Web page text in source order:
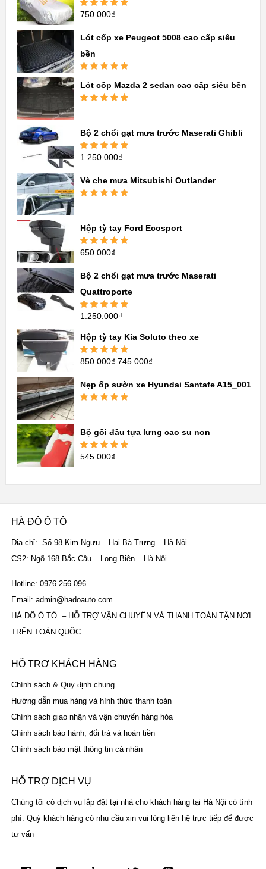
Được xếp
750.000₫
Lót cốp xe Peugeot 5008 cao cấp siêu
bền
hạng5.005
sao
Lót cốp Mazda 2 sedan cao cấp siêu bền
Bộ 2 chổi gạt mưa trước Maserati Ghibli
Được xếp
1.250.000₫
Vè che mưa Mitsubishi Outlander
Hộp tỳ tay Ford Ecosport
Được xếp
650.000₫
Bộ 2 chổi gạt mưa trước Maserati
Quattroporte
Được xếp
sao
1.250.000₫
Hộp tỳ tay Kia Soluto theo xe
Được xếp
850.000₫ 745.000₫
Nẹp ốp sườn xe Hyundai Santafe A15_001
Bộ gối đầu tựa lưng cao su non
Được xếp
545.000₫
HÀ ĐÔ Ô TÔ
Địa chỉ: Số 98 Kim Ngưu – Hai Bà Trưng – Hà Nội
CS2: Ngõ 168 Bắc Cầu – Long Biên – Hà Nội
Hotline: 0976.256.096
Email: admin@hadoauto.com
HÀ ĐÔ Ô TÔ – HỖ TRỢ VẬN CHUYỂN VÀ THANH TOÁN TẬN NƠI
TRÊN TOÀN QUỐC
HỖ TRỢ KHÁCH HÀNG
Chính sách & Quy định chung
Hướng dẫn mua hàng và hình thức thanh toán
Chính sách giao nhận và vận chuyển hàng hóa
Chính sách bảo hành, đổi trả và hoàn tiền
Chính sách bảo mật thông tin cá nhân
HỖ TRỢ DỊCH VỤ
Chúng tôi có dịch vụ lắp đặt tại nhà cho khách hàng tại Hà Nội có tính
phí. Quý khách hàng có nhu cầu xin vui lòng liên hệ trực tiếp để được
tư vấn